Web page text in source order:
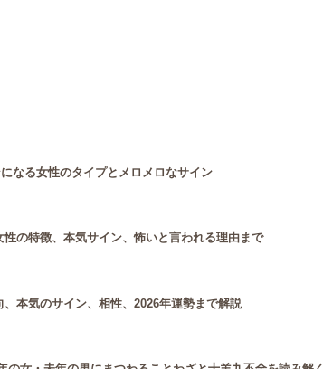
なる女性のタイプとメロメロなサイン
の特徴、本気サイン、怖いと言われる理由まで
本気のサイン、相性、2026年運勢まで解説